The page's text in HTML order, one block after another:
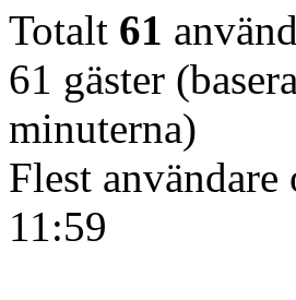
Totalt 61
61 gäster
minuterna)
Flest
11:59